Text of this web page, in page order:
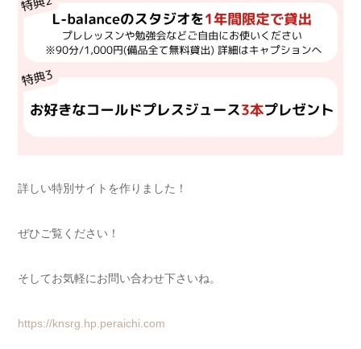
詳しい特別サイトを作りました！
ぜひご覧ください！
そしてお気軽にお問い合わせ下さいね。
https://knsrg.hp.peraichi.com